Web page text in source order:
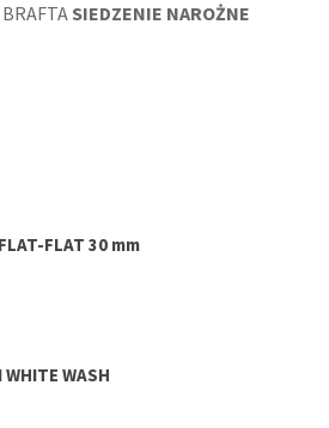
BRAFTA SIEDZENIE NAROŻNE
FLAT 30 mm
WASH